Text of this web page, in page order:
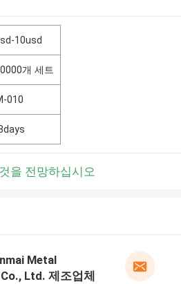
10usd
개 세트
010
을 전망하십시오
Metal
Ltd. 제조업체